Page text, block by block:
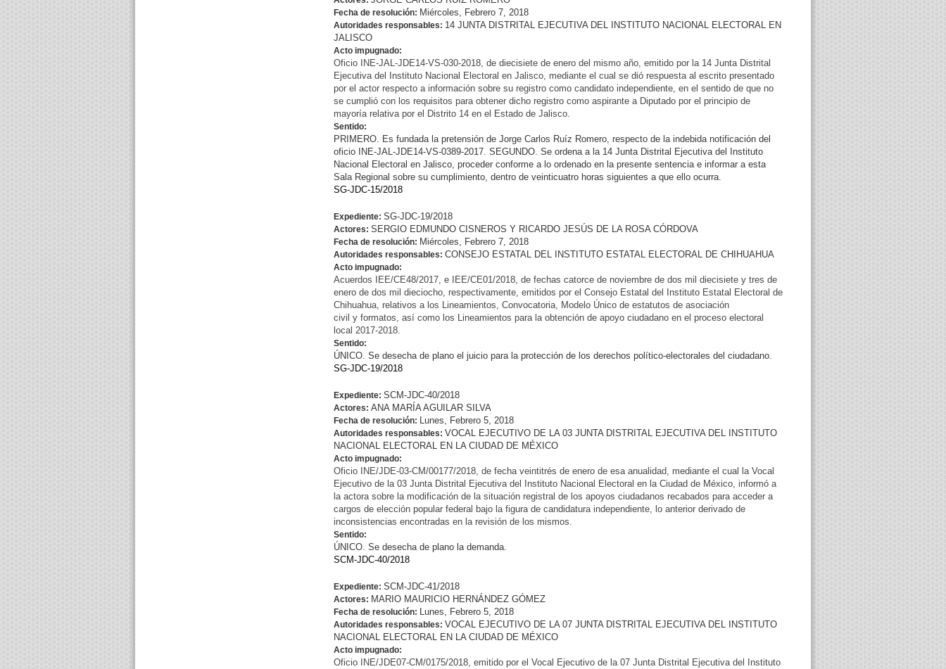
Fecha de resolución: Miércoles, Febrero 7, 2018
Autoridades responsables: 14 JUNTA DISTRITAL EJECUTIVA DEL INSTITUTO NACIONAL ELECTORAL EN
JALISCO
Acto impugnado:
Oficio INE-JAL-JDE14-VS-030-2018, de diecisiete de enero del mismo año, emitido por la 14 Junta Distrital
Ejecutiva del Instituto Nacional Electoral en Jalisco, mediante el cual se dió respuesta al escrito presentado
por el actor respecto a información sobre su registro como candidato independiente, en el sentido de que no
se cumplió con los requisitos para obtener dicho registro como aspirante a Diputado por el principio de
mayoría relativa por el Distrito 14 en el Estado de Jalisco.
Sentido:
PRIMERO. Es fundada la pretensión de Jorge Carlos Ruíz Romero, respecto de la indebida notificación del
oficio INE-JAL-JDE14-VS-0389-2017. SEGUNDO. Se ordena a la 14 Junta Distrital Ejecutiva del Instituto
Nacional Electoral en Jalisco, proceder conforme a lo ordenado en la presente sentencia e informar a esta
Sala Regional sobre su cumplimiento, dentro de veinticuatro horas siguientes a que ello ocurra.
SG-JDC-15/2018
Expediente: SG-JDC-19/2018
Actores: SERGIO EDMUNDO CISNEROS Y RICARDO JESÚS DE LA ROSA CÓRDOVA
Fecha de resolución: Miércoles, Febrero 7, 2018
Autoridades responsables: CONSEJO ESTATAL DEL INSTITUTO ESTATAL ELECTORAL DE CHIHUAHUA
Acto impugnado:
Acuerdos IEE/CE48/2017, e IEE/CE01/2018, de fechas catorce de noviembre de dos mil diecisiete y tres de
enero de dos mil dieciocho, respectivamente, emitidos por el Consejo Estatal del Instituto Estatal Electoral de
Chihuahua, relativos a los Lineamientos, Convocatoria, Modelo Único de estatutos de asociación
civil y formatos, así como los Lineamientos para la obtención de apoyo ciudadano en el proceso electoral
local 2017-2018.
Sentido:
ÚNICO. Se desecha de plano el juicio para la protección de los derechos político-electorales del ciudadano.
SG-JDC-19/2018
Expediente: SCM-JDC-40/2018
Actores: ANA MARÍA AGUILAR SILVA
Fecha de resolución: Lunes, Febrero 5, 2018
Autoridades responsables: VOCAL EJECUTIVO DE LA 03 JUNTA DISTRITAL EJECUTIVA DEL INSTITUTO
NACIONAL ELECTORAL EN LA CIUDAD DE MÉXICO
Acto impugnado:
Oficio INE/JDE-03-CM/00177/2018, de fecha veintitrés de enero de esa anualidad, mediante el cual la Vocal
Ejecutivo de la 03 Junta Distrital Ejecutiva del Instituto Nacional Electoral en la Ciudad de México, informó a
la actora sobre la modificación de la situación registral de los apoyos ciudadanos recabados para acceder a
cargos de elección popular federal bajo la figura de candidatura independiente, lo anterior derivado de
inconsistencias encontradas en la revisión de los mismos.
Sentido:
ÚNICO. Se desecha de plano la demanda.
SCM-JDC-40/2018
Expediente: SCM-JDC-41/2018
Actores: MARIO MAURICIO HERNÁNDEZ GÓMEZ
Fecha de resolución: Lunes, Febrero 5, 2018
Autoridades responsables: VOCAL EJECUTIVO DE LA 07 JUNTA DISTRITAL EJECUTIVA DEL INSTITUTO
NACIONAL ELECTORAL EN LA CIUDAD DE MÉXICO
Acto impugnado:
Oficio INE/JDE07-CM/0175/2018, emitido por el Vocal Ejecutivo de la 07 Junta Distrital Ejecutiva del Instituto